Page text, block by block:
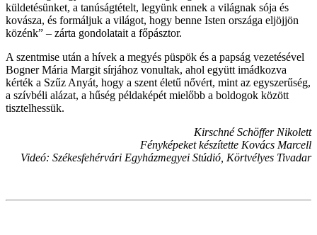
küldetésünket, a tanúságtételt, legyünk ennek a világnak sója és
kovásza, és formáljuk a világot, hogy benne Isten országa eljöjjön
közénk” – zárta gondolatait a főpásztor.
A szentmise után a hívek a megyés püspök és a papság vezetésével
Bogner Mária Margit sírjához vonultak, ahol együtt imádkozva
kérték a Szűz Anyát, hogy a szent életű nővért, mint az egyszerűség,
a szívbéli alázat, a hűség példaképét mielőbb a boldogok között
tisztelhessük.
Kirschné Schöffer Nikolett
Fényképeket készítette Kovács Marcell
Videó: Székesfehérvári Egyházmegyei Stúdió, Körtvélyes Tivadar